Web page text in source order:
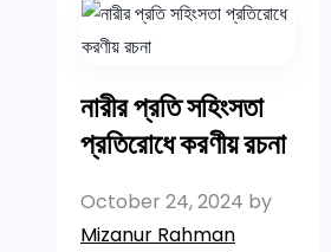
নারীর প্রতি সহিংসতা
প্রতিরোধে করণীয় রচনা
October 24, 2024 by
Mizanur Rahman